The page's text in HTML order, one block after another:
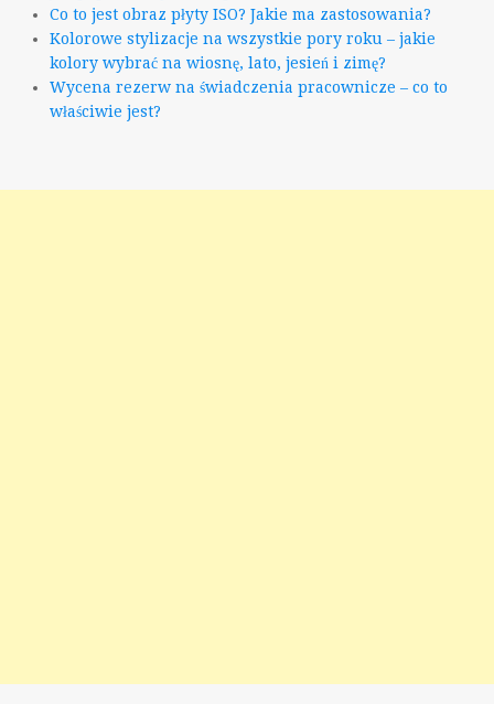
Co to jest obraz płyty ISO? Jakie ma zastosowania?
Kolorowe stylizacje na wszystkie pory roku – jakie
kolory wybrać na wiosnę, lato, jesień i zimę?
Wycena rezerw na świadczenia pracownicze – co to
właściwie jest?